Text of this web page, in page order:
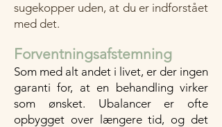
sugekopper uden, at du er indforstået
med det.
Forventningsafstemning
Som med alt andet i livet, er der ingen
garanti for, at en behandling virker
som ønsket. Ubalancer er ofte
opbygget over længere tid, og det